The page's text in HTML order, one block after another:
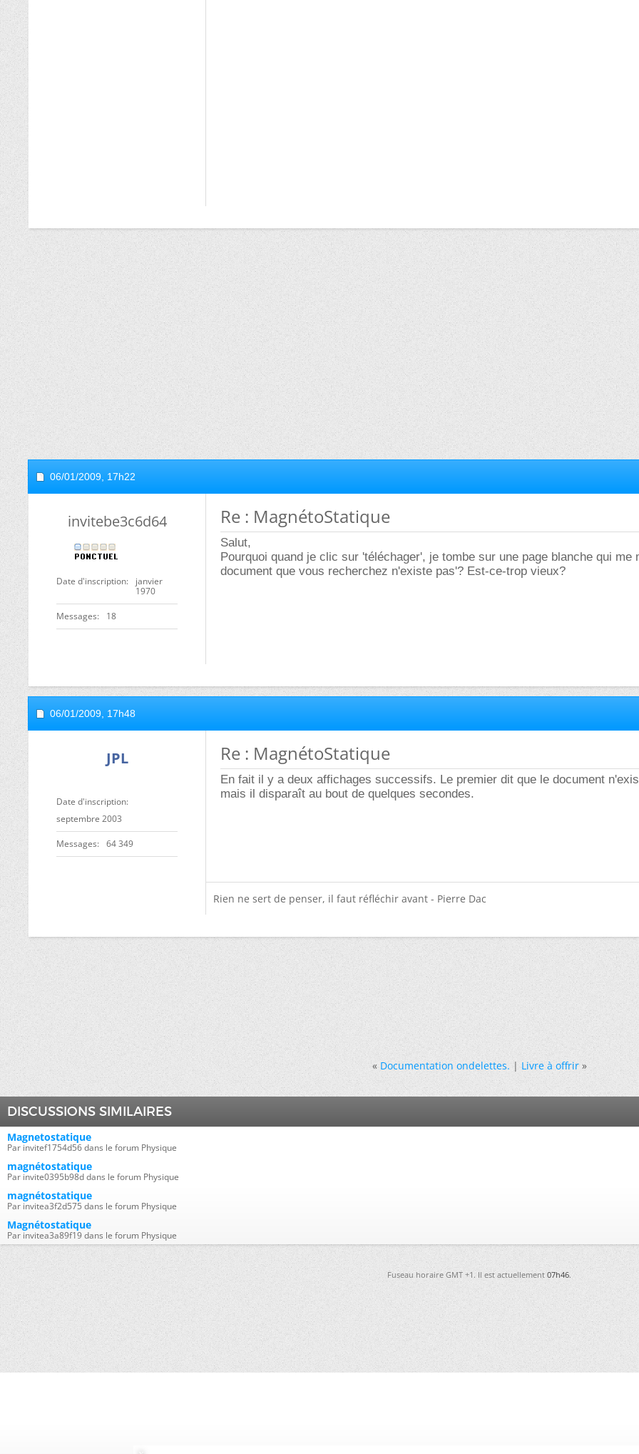
06/01/2009, 17h22
invitebe3c6d64
Date d'inscription
janvier
1970
Messages 18
Re : MagnétoStatique
Salut,
Pourquoi quand je clic sur 'téléchager', je tombe sur une page blanche qui me
document que vous recherchez n'existe pas'? Est-ce-trop vieux?
06/01/2009, 17h48
JPL
Date d'inscription
septembre 2003
Messages 64 349
Re : MagnétoStatique
En fait il y a deux affichages successifs. Le premier dit que le document
mais il disparaît au bout de quelques secondes.
Rien ne sert de penser, il faut réfléchir avant - Pierre Dac
« Documentation ondelettes.|Livre à offrir »
DISCUSSIONS SIMILAIRES
Magnetostatique
Par invitef1754d56 dans le forum Physique
magnétostatique
Par invite0395b98d dans le forum Physique
magnétostatique
Par invitea3f2d575 dans le forum Physique
Magnétostatique
Par invitea3a89f19 dans le forum Physique
Fuseau horaire GMT +1. Il est actuellement07h46.